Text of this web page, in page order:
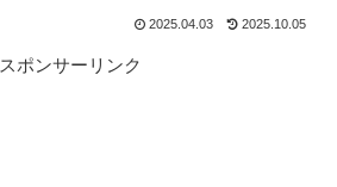
2025.04.03 2025.10.05
スポンサーリンク